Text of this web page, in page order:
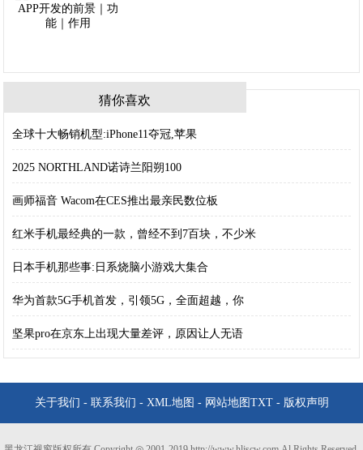
猜你喜欢
全球十大畅销机型:iPhone11夺冠,苹果
2025 NORTHLAND诺诗兰阳朔100
画师福音 Wacom在CES推出最亲民数位板
红米手机最经典的一款，曾经不到7百块，不少米
日本手机那些事:日系烧脑小游戏大集合
华为首款5G手机首发，引领5G，全面超越，你
坚果pro在京东上出现大量差评，原因让人无语
关于我们 - 联系我们 - XML地图 - 网站地图 TXT- 版权声明